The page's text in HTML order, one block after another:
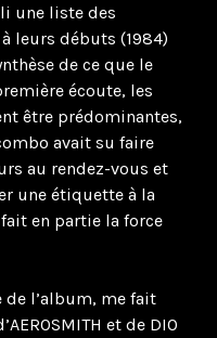
une liste des
leurs débuts (1984)
de ce que le
écoute, les
être prédominantes,
avait su faire
au rendez-vous et
une étiquette à la
en partie la force
de l’album, me fait
et de DIO